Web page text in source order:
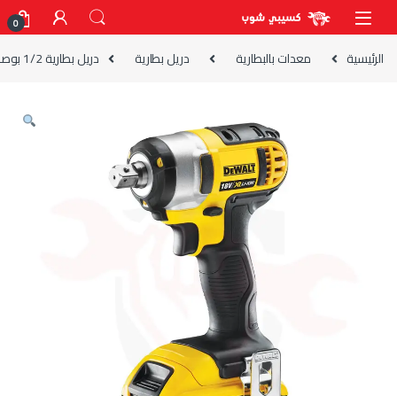
Skip to navigation
Skip to content
0
الرئيسية معدات بالبطارية دريل بطارية دريل بطارية 1/2 بوصة لقم وصواميل 18 فولت 4 أمبير DEWALT موديل DCF897P2